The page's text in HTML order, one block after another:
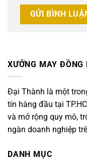
XƯỞNG MAY
Đại Thành là một
tín hàng đầu tại
và mở rộng quy mô,
ngàn doanh nghiệp
DANH MỤC